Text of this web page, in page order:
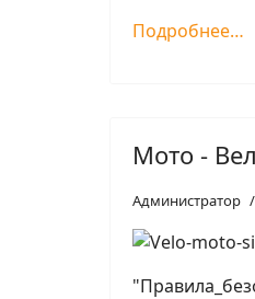
Подробнее…
Мото -
Администратор